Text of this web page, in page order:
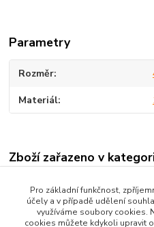
Parametry
Rozměr
Materiál
Zboží zařazeno v
Polštáře
Pro základní funkčnost,
účely a v případě udělení
využíváme soubory cookies.
cookies můžete kdykoli upravit